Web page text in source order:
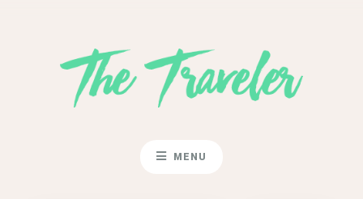
MENU